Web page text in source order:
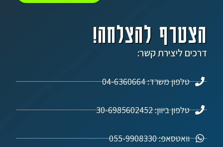
הצטרף להצלחה!
דרכים ליצירת קשר:
טלפון משרד: 04-6360664
טלפון ביוון: 30-6985602452
וואטסאפ: 055-9908330